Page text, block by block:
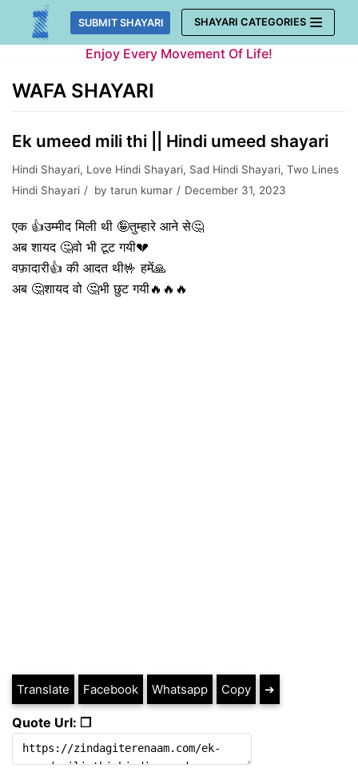
Skip
SUBMIT SHAYARI SHAYARI CATEGORIES
Enjoy Every Movement Of Life!
WAFA SHAYARI
Ek umeed mili thi || Hindi umeed shayari
Hindi Shayari, Love Hindi Shayari, Sad Hindi Shayari, Two Lines
Hindi Shayari
by tarun kumar December 31, 2023
एक 👍उम्मीद मिली थी 🤪तुम्हारे आने से🤔
अब शायद 🤔वो भी टूट गयी💔
वफ़ादारी👍 की आदत थी🤟 हमें🙏
अब 🤔शायद वो 🤔भी छुट गयी🔥🔥🔥
Translate Facebook Whatsapp Copy ➔
Quote Url: ❐